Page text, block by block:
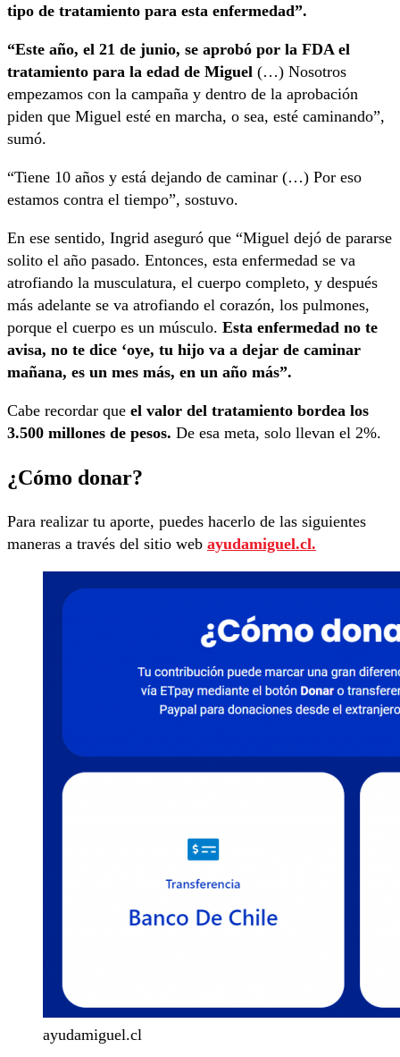
tipo de tratamiento para esta enfermedad”.
“Este año, el 21 de junio, se aprobó por la FDA el
tratamiento para la edad de Miguel (…) Nosotros
empezamos con la campaña y dentro de la aprobación
piden que Miguel esté en marcha, o sea, esté caminando”,
sumó.
“Tiene 10 años y está dejando de caminar (…) Por eso
estamos contra el tiempo”, sostuvo.
En ese sentido, Ingrid aseguró que “Miguel dejó de pararse
solito el año pasado. Entonces, esta enfermedad se va
atrofiando la musculatura, el cuerpo completo, y después
más adelante se va atrofiando el corazón, los pulmones,
porque el cuerpo es un músculo. Esta enfermedad no te
avisa, no te dice ‘oye, tu hijo va a dejar de caminar
mañana, es un mes más, en un año más”.
Cabe recordar que el valor del tratamiento bordea los
3.500 millones de pesos. De esa meta, solo llevan el 2%.
¿Cómo donar?
Para realizar tu aporte, puedes hacerlo de las siguientes
maneras a través del sitio web ayudamiguel.cl.
ayudamiguel.cl